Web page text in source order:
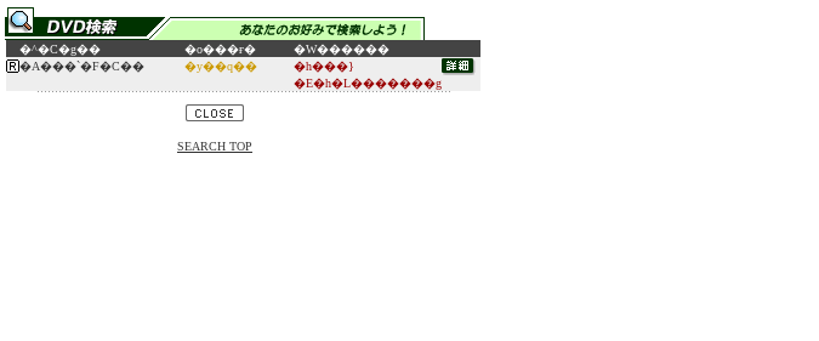
�^�C�g�� �o���ғ�
�W������
�A���`�F�C��
�y��q��
�h���}
�E�h�L�������g
SEARCH TOP